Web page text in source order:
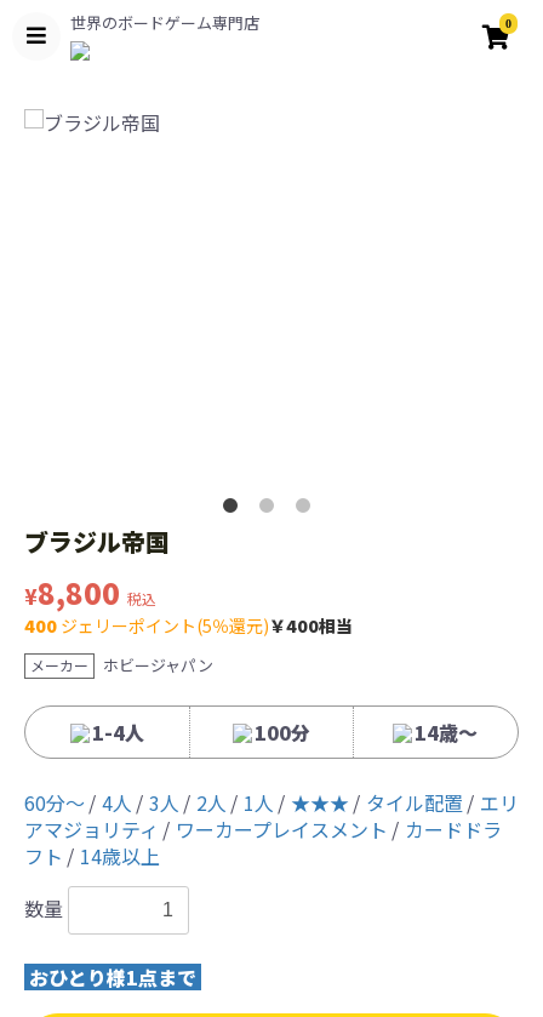
世界のボードゲーム専門店 0
ブラジル帝国
¥8,800 税込
400 ジェリーポイント(5％還元)￥400相当
メーカー ホビージャパン
1-4人 100分 14歳〜
60分〜 4人 3人 2人 1人 ★★★ タイル配置
エリ
アマジョリティ
ワーカープレイスメント
カードドラ
フト
14歳以上
数量
おひとり様1点まで